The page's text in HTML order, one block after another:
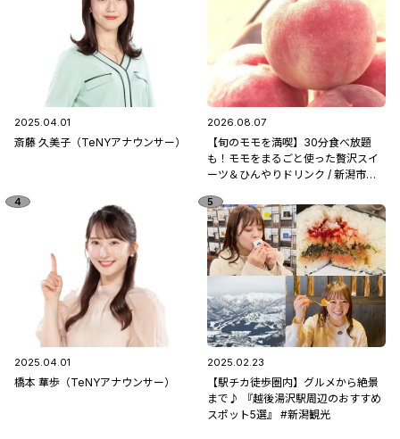
2025.04.01
斎藤 久美子（TeNYアナウンサー）
2026.08.07
【旬のモモを満喫】30分食べ放題
も！モモをまるごと使った贅沢スイ
ーツ＆ひんやりドリンク / 新潟市南
2025.04.01
橋本 華歩（TeNYアナウンサー）
2025.02.23
【駅チカ徒歩圏内】グルメから絶景
まで♪ 『越後湯沢駅周辺のおすすめ
スポット5選』 #新潟観光